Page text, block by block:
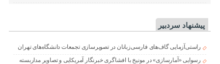
پیشنهاد سردبیر
راستی‌آزمایی گاف‌های فارسی‌زبانان در تصویرسازی تجمعات دانشگاه‌های تهران
رسوایی «آمارسازی» در مونیخ با افشاگری خبرنگار آمریکایی و تصاویر مداربسته